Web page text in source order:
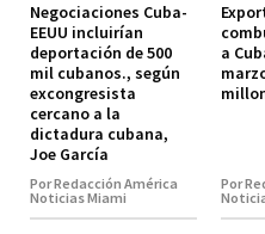
Negociaciones Cuba-
EEUU incluirían
deportación de 500
mil cubanos., según
excongresista
cercano a la
dictadura cubana,
Joe García
Por Redacción América
Noticias Miami
a
Por